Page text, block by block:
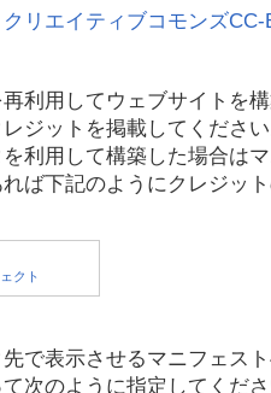
クリエイティブコモンズCC-
利用してウェブサイトを構
ジットを掲載してください
利用して構築した場合は
ば下記のようにクレジッ
で表示させるマニフェスト
次のように指定してくださ